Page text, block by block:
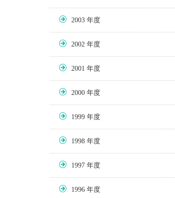
2003
2002
2001
2000
1999
1998
1997
1996